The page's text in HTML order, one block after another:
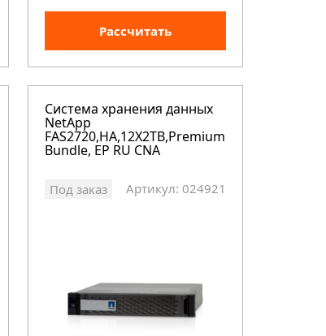
Рассчитать
Система хранения данных
NetApp
FAS2720,HA,12X2TB,Premium
Bundle, EP RU CNA
Под заказ Артикул: 024921